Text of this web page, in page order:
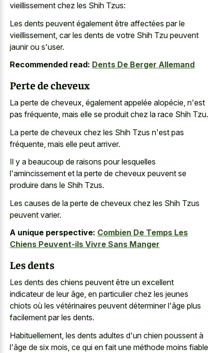
vieillissement chez les Shih Tzus:
Les dents peuvent également être affectées par le
vieillissement, car les dents de votre Shih Tzu peuvent
jaunir ou s'user.
Recommended read: Dents De Berger Allemand
Perte de cheveux
La perte de cheveux, également appelée alopécie, n'est
pas fréquente, mais elle se produit chez la race Shih Tzu.
La perte de cheveux chez les Shih Tzus n'est pas
fréquente, mais elle peut arriver.
Il y a beaucoup de raisons pour lesquelles
l'amincissement et la perte de cheveux peuvent se
produire dans le Shih Tzus.
Les causes de la perte de cheveux chez les Shih Tzus
peuvent varier.
A unique perspective: Combien De Temps Les
Chiens Peuvent-ils Vivre Sans Manger
Les dents
Les dents des chiens peuvent être un excellent
indicateur de leur âge, en particulier chez les jeunes
chiots où les vétérinaires peuvent déterminer l'âge plus
facilement par les dents.
Habituellement, les dents adultes d'un chien poussent à
l'âge de six mois, ce qui en fait une méthode moins fiable